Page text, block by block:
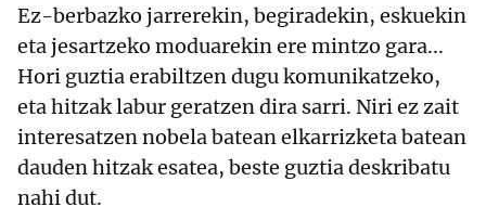
Ez-berbazko jarrerekin, begiradekin, eskuekin
eta jesartzeko moduarekin ere mintzo gara...
Hori guztia erabiltzen dugu komunikatzeko,
eta hitzak labur geratzen dira sarri. Niri ez zait
interesatzen nobela batean elkarrizketa batean
dauden hitzak esatea, beste guztia deskribatu
nahi dut.